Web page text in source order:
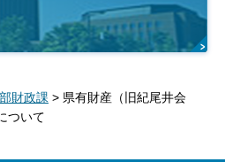
財政課 > 県有財産（旧紀尾井会
ついて